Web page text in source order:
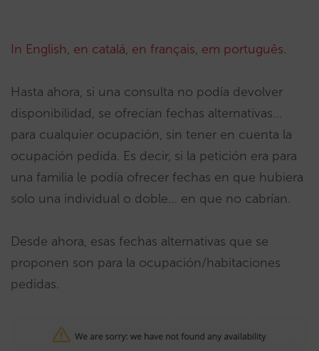
In English, en catalá, en français, em português.
Hasta ahora, si una consulta no podía devolver
disponibilidad, se ofrecían fechas alternativas…
para cualquier ocupación, sin tener en cuenta la
ocupación pedida. Es decir, si la petición era para
una familia le podía ofrecer fechas en que hubiera
solo una individual o doble… en que no cabrían.
Desde ahora, esas fechas alternativas que se
proponen son para la ocupación/habitaciones
pedidas.